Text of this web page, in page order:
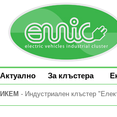
Актуално За клъстера
ИКЕМ - Индустриален клъстер